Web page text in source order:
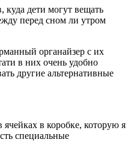
куда дети могут вещать
перед сном ли утром
органайзер с их
в них очень удобно
другие альтернативные
в коробке, которую я
специальные